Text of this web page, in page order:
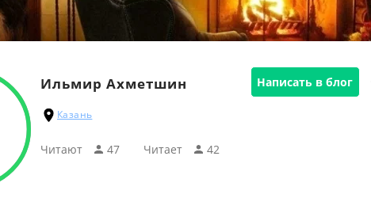
Ильмир Ахметшин
Казань
Читают 47 Читаeт 42
Написать в блог